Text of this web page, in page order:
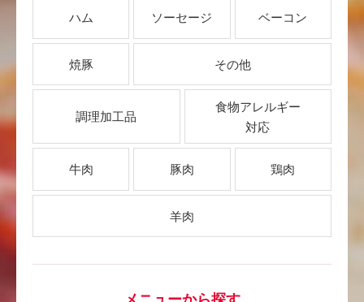
ハム ソーセージ ベーコン
焼豚 その他
調理加工品
食物アレルギー
対応
牛肉 豚肉 鶏肉
羊肉